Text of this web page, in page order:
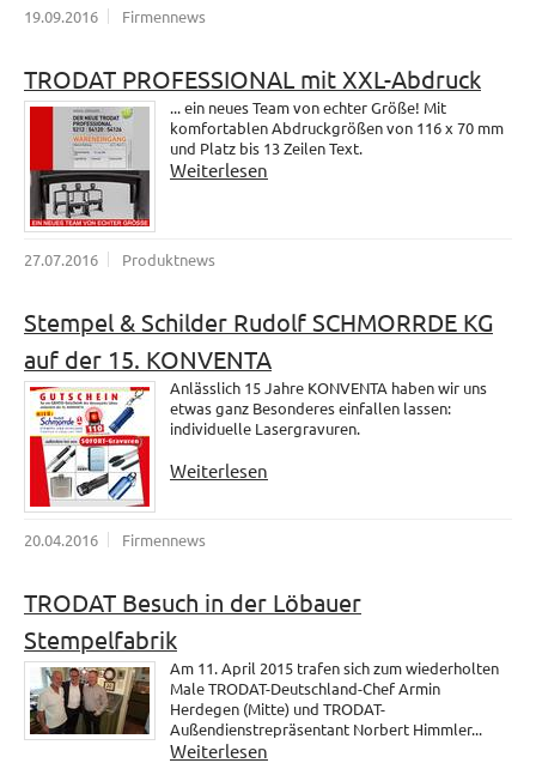
19.09.2016 Firmennews
TRODAT PROFESSIONAL mit XXL-Abdruck
... ein neues Team von echter Größe! Mit
komfortablen Abdruckgrößen von 116 x 70 mm
und Platz bis 13 Zeilen Text.
Weiterlesen
27.07.2016 Produktnews
Stempel & Schilder Rudolf SCHMORRDE KG
auf der 15. KONVENTA
Anlässlich 15 Jahre KONVENTA haben wir uns
etwas ganz Besonderes einfallen lassen:
individuelle Lasergravuren.
Weiterlesen
20.04.2016 Firmennews
TRODAT Besuch in der Löbauer
Stempelfabrik
Am 11. April 2015 trafen sich zum wiederholten
Male TRODAT-Deutschland-Chef Armin
Herdegen (Mitte) und TRODAT-
Außendienstrepräsentant Norbert Himmler...
Weiterlesen